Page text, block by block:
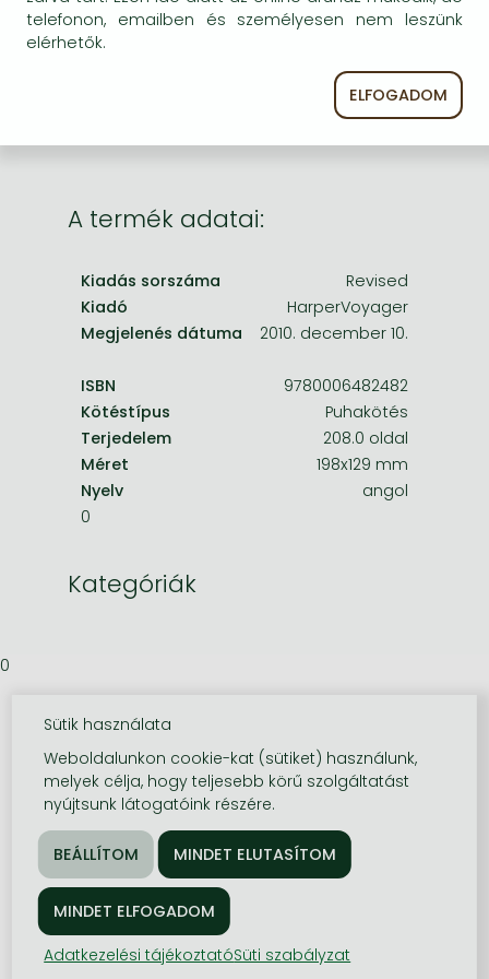
Frieren manga
Bleach manga
egyszer keresni szerzővel és címmel. Ha nem talál
másik, kapható kiadást, forduljon
A termék adatai:
Kiadás sorszáma
Revised
Kiadó
HarperVoyager
Megjelenés dátuma
2010. december 10.
ISBN
9780006482482
Kötéstípus
Puhakötés
Terjedelem
208.0 oldal
Méret
198x129 mm
Nyelv
angol
0
Kategóriák
0
telefonon, emailben és személyesen nem leszünk
elérhetők.
ELFOGADOM
Sütik használata
Weboldalunkon cookie-kat (sütiket) használunk,
melyek célja, hogy teljesebb körű szolgáltatást
nyújtsunk látogatóink részére.
Adatkezelési tájékoztatóSüti szabályzat